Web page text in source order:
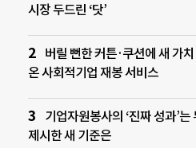
시장 두드린 ‘닷’
버릴 뻔한 커튼·쿠션에 새 가
온 사회적기업 재봉 서비스
기업자원봉사의 ‘진짜 성과’
제시한 새 기준은